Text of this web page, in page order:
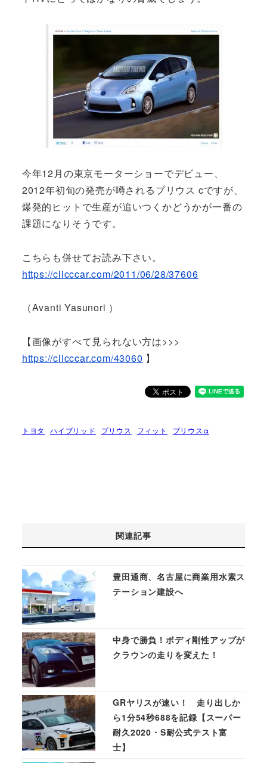
今年12月の東京モーターショーでデビュー、
2012年初旬の発売が噂されるプリウス cですが、
爆発的ヒットで生産が追いつくかどうかが一番の
課題になりそうです。
こちらも併せてお読み下さい。
https://clicccar.com/2011/06/28/37606
（Avanti Yasunori ）
【画像がすべて見られない方は>>>
https://clicccar.com/43060 】
トヨタ ハイブリッド プリウス フィット プリウスα
関連記事
豊田通商、名古屋に商業用水素ス
テーション建設へ
中身で勝負！ボディ剛性アップが
クラウンの走りを変えた！
GRヤリスが速い！ 走り出しか
ら1分54秒688を記録【スーパー
耐久2020・S耐公式テスト富
士】